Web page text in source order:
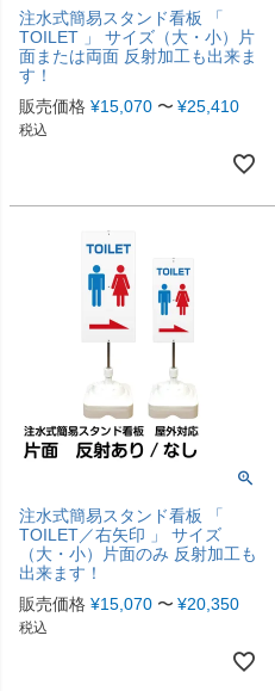
注水式簡易スタンド看板 「
TOILET 」 サイズ（大・小）片
面または両面 反射加工も出来ま
す！
販売価格 ¥15,070 〜 ¥25,410
税込
注水式簡易スタンド看板 「
TOILET／右矢印 」 サイズ
（大・小）片面のみ 反射加工も
出来ます！
販売価格 ¥15,070 〜 ¥20,350
税込